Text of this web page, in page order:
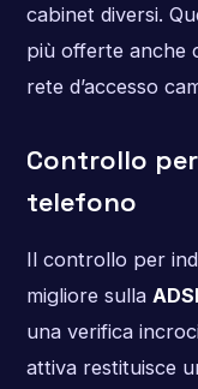
cabinet diversi.
più offerte anche
rete d’accesso
Controllo
telefono
Il controllo per
migliore sulla
una verifica
attiva restituisce